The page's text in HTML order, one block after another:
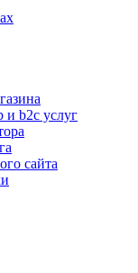
и b2c услуг
сайта